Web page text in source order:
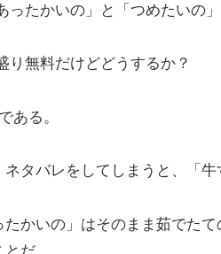
たかいの」と「つめたいの
無料だけどどうするか？
ある。
ネタバレをしてしまうと、「
たかいの」はそのまま茹でた